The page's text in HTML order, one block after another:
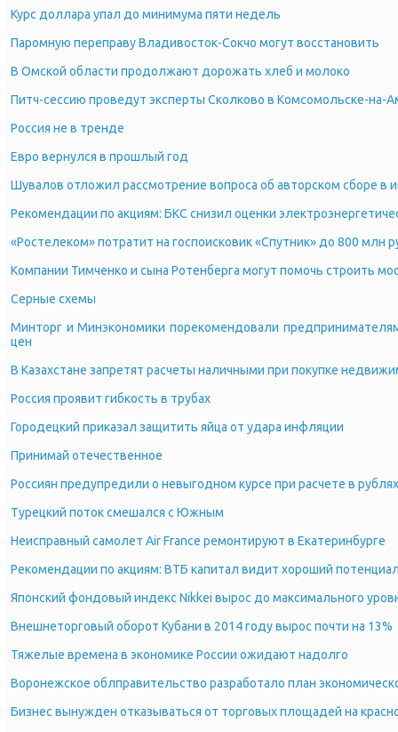
Курс доллара упал до минимума пяти недель
Паромную переправу Владивосток-Сокчо могут восстановить
В Омской области продолжают дорожать хлеб и молоко
Питч-сессию проведут эксперты Сколково в Комсомольске-на-
Россия не в тренде
Евро вернулся в прошлый год
Шувалов отложил рассмотрение вопроса об авторском сборе в
Рекомендации по акциям: БКС снизил оценки
«Ростелеком» потратит на госпоисковик «Спутник» до 800 млн
Компании Тимченко и сына Ротенберга могут помочь строить
Серные схемы
Минторг и Минэкономики порекомендовали
цен
В Казахстане запретят расчеты наличными при покупке
Россия проявит гибкость в трубах
Городецкий приказал защитить яйца от удара инфляции
Принимай отечественное
Россиян предупредили о невыгодном курсе при расчете в
Турецкий поток смешался с Южным
Неисправный самолет Air France ремонтируют в Екатеринбурге
Рекомендации по акциям: ВТБ капитал видит хороший
Японский фондовый индекс Nikkei вырос до максимального
Внешнеторговый оборот Кубани в 2014 году вырос почти на 13%
Тяжелые времена в экономике России ожидают надолго
Воронежское облправительство разработало план
Бизнес вынужден отказываться от торговых площадей на